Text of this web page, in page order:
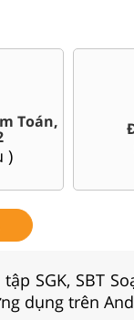
500+ đề thi thử
THPT Quốc gia
tài
SGK, SBT
dụng trên